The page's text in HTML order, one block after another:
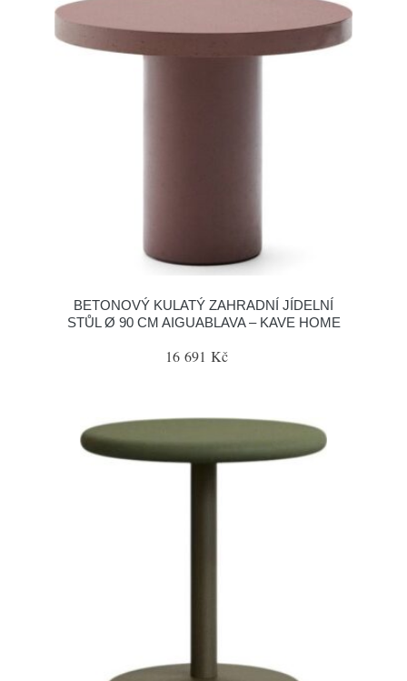
BETONOVÝ KULATÝ ZAHRADNÍ JÍDELNÍ
STŮL Ø 90 CM AIGUABLAVA – KAVE HOME
16 691 Kč